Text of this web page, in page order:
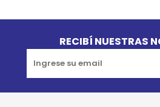
RECIBÍ NUESTRAS